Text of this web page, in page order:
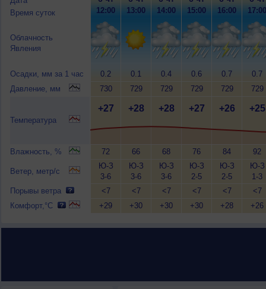
Время суток
Облачность
Явления
Осадки, мм за 1 час
Давление, мм
Температура
Влажность, %
Ветер, метр/с
Порывы ветра
Комфорт,°C
12:00
0.2
730
+27
72
Ю-З
3-6
<7
+29
13:00
0.1
729
+28
66
Ю-З
3-6
<7
+30
14:00
0.4
729
+28
68
Ю-З
3-6
<7
+30
15:00
0.6
729
+27
76
Ю-З
2-5
<7
+30
16:00
0.7
729
+26
84
Ю-З
2-5
<7
+28
17:00
0.7
729
+25
92
Ю-З
1-3
<7
+26